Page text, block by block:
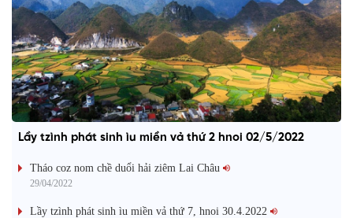
Lầy tzình phát sinh ìu miền vả thứ 2 hnoi 02/5/2022
Tháo coz nom chề duổi hải ziêm Lai Châu
29/04/2022
Lầy tzình phát sinh ìu miền vả thứ 7, hnoi 30.4.2022